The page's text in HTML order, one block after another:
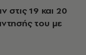
στις 19 και 20
του με